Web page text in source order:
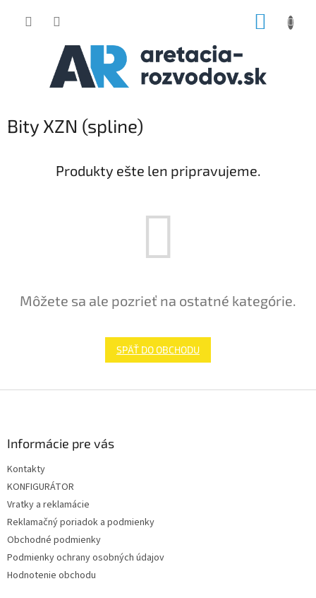
Bity XZN (spline)
Produkty ešte len pripravujeme.
Môžete sa ale pozrieť na ostatné kategórie.
SPÄŤ DO OBCHODU
Informácie pre vás
Kontakty
KONFIGURÁTOR
Vratky a reklamácie
Reklamačný poriadok a podmienky
Obchodné podmienky
Podmienky ochrany osobných údajov
Hodnotenie obchodu